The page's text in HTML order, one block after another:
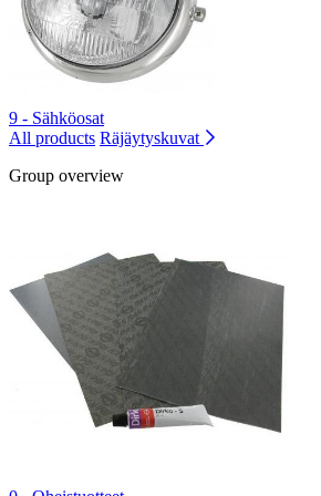
9 - Sähköosat
All products Räjäytyskuvat
Group overview